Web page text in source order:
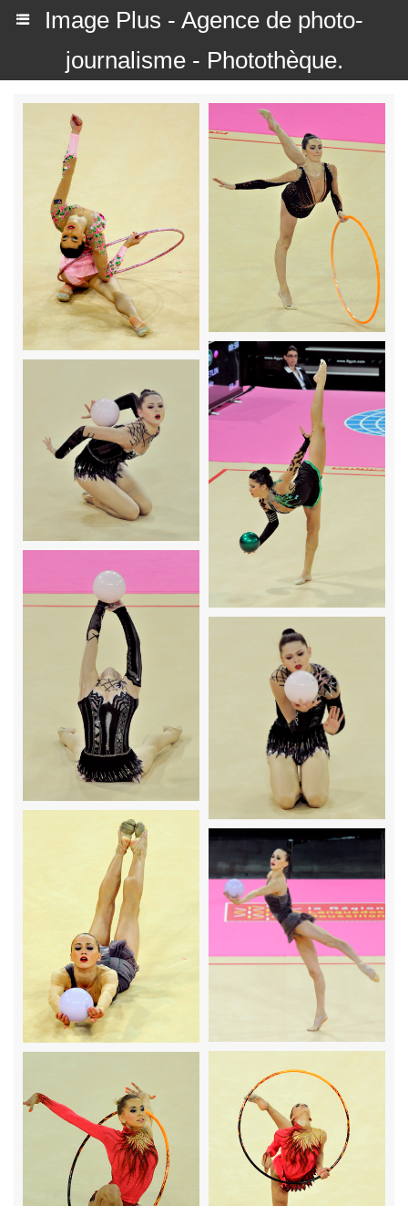
Image Plus - Agence de photo-
journalisme - Photothèque.